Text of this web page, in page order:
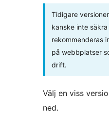
Tidigare
kanske inte
rekommenderas
på webbplatser
drift.
Välj en viss
ned.